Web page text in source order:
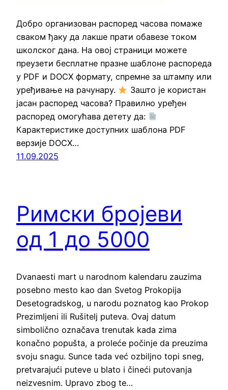
Добро организован распоред часова помаже
сваком ђаку да лакше прати обавезе током
школског дана. На овој страници можете
преузети бесплатне празне шаблоне распореда
у PDF и DOCX формату, спремне за штампу или
уређивање на рачунару.
Зашто је користан
јасан распоред часова? Правилно уређен
распоред омогућава детету да:
Карактеристике доступних шаблона PDF
верзије DOCX…
11.09.2025
Римски бројеви
од 1 до 5000
Dvanaesti mart u narodnom kalendaru zauzima
posebno mesto kao dan Svetog Prokopija
Desetogradskog, u narodu poznatog kao Prokop
Prezimljeni ili Rušitelj puteva. Ovaj datum
simbolično označava trenutak kada zima
konačno popušta, a proleće počinje da preuzima
svoju snagu. Sunce tada već ozbiljno topi sneg,
pretvarajući puteve u blato i čineći putovanja
neizvesnim. Upravo zbog te…